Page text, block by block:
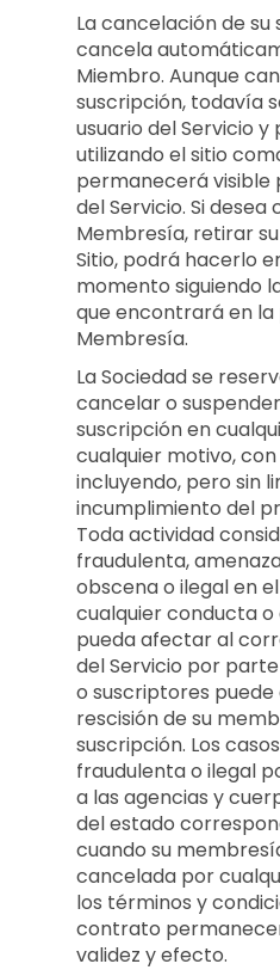
La cancelación de su
cancela
Miembro. Aunque
suscripción, todavía
usuario del Servicio
utilizando el sitio
permanecerá visible
del Servicio. Si desea
Membresía, retirar
Sitio, podrá hacerlo
momento siguiendo
que encontrará en la
Membresía.
La Sociedad se
cancelar o
suscripción en
cualquier motivo,
incluyendo, pero sin
incumplimiento del
Toda actividad
fraudulenta,
obscena o ilegal en
cualquier conducta o
pueda afectar al
del Servicio por
o suscriptores
rescisión de su
suscripción. Los
fraudulenta o ilegal
a las agencias y
del estado
cuando su
cancelada por
los términos y
contrato
validez y efecto.